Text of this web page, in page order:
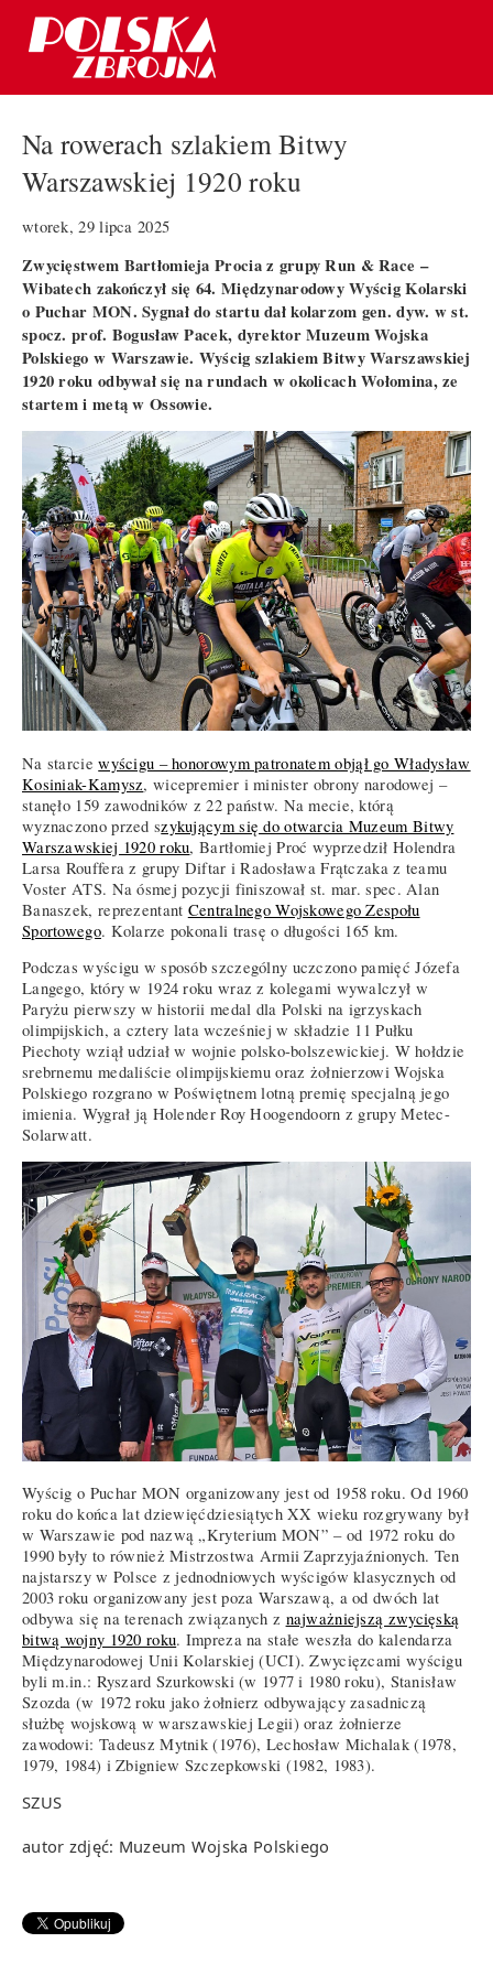
Na rowerach szlakiem Bitwy
Warszawskiej 1920 roku
wtorek, 29 lipca 2025
Zwycięstwem Bartłomieja Procia z grupy Run & Race –
Wibatech zakończył się 64. Międzynarodowy Wyścig Kolarski
o Puchar MON. Sygnał do startu dał kolarzom gen. dyw. w st.
spocz. prof. Bogusław Pacek, dyrektor Muzeum Wojska
Polskiego w Warszawie. Wyścig szlakiem Bitwy Warszawskiej
1920 roku odbywał się na rundach w okolicach Wołomina, ze
startem i metą w Ossowie.
Na starciewyścigu – honorowym patronatem objął go Władysław
Kosiniak-Kamysz, wicepremier i minister obrony narodowej –
stanęło 159 zawodników z 22 państw. Na mecie, którą
wyznaczono przed szykującym się do otwarcia Muzeum Bitwy
Warszawskiej 1920 roku, Bartłomiej Proć wyprzedził Holendra
Larsa Rouffera z grupy Diftar i Radosława Frątczaka z teamu
Voster ATS. Na ósmej pozycji finiszował st. mar. spec. Alan
Banaszek, reprezentant Centralnego Wojskowego Zespołu
Sportowego. Kolarze pokonali trasę o długości 165 km.
Podczas wyścigu w sposób szczególny uczczono pamięć Józefa
Langego, który w 1924 roku wraz z kolegami wywalczył w
Paryżu pierwszy w historii medal dla Polski na igrzyskach
olimpijskich, a cztery lata wcześniej w składzie 11 Pułku
Piechoty wziął udział w wojnie polsko-bolszewickiej. W hołdzie
srebrnemu medaliście olimpijskiemu oraz żołnierzowi Wojska
Polskiego rozgrano w Poświętnem lotną premię specjalną jego
imienia. Wygrał ją Holender Roy Hoogendoorn z grupy Metec-
Solarwatt.
Wyścig o Puchar MON organizowany jest od 1958 roku. Od 1960
roku do końca lat dziewięćdziesiątych XX wieku rozgrywany był
w Warszawie pod nazwą „Kryterium MON” – od 1972 roku do
1990 były to również Mistrzostwa Armii Zaprzyjaźnionych. Ten
najstarszy w Polsce z jednodniowych wyścigów klasycznych od
2003 roku organizowany jest poza Warszawą, a od dwóch lat
odbywa się na terenach związanych z najważniejszą zwycięską
bitwą wojny 1920 roku. Impreza na stałe weszła do kalendarza
Międzynarodowej Unii Kolarskiej (UCI). Zwycięzcami wyścigu
byli m.in.: Ryszard Szurkowski (w 1977 i 1980 roku), Stanisław
Szozda (w 1972 roku jako żołnierz odbywający zasadniczą
służbę wojskową w warszawskiej Legii) oraz żołnierze
zawodowi: Tadeusz Mytnik (1976), Lechosław Michalak (1978,
1979, 1984) i Zbigniew Szczepkowski (1982, 1983).
SZUS
autor zdjęć: Muzeum Wojska Polskiego